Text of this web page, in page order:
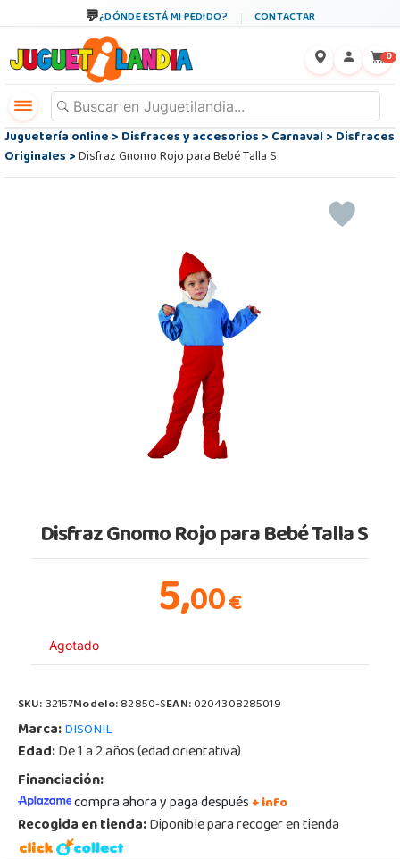
¿DÓNDE ESTÁ MI PEDIDO? CONTACTAR
0
Juguetería online>Disfraces y accesorios>Carnaval>Disfraces
Originales>Disfraz Gnomo Rojo para Bebé Talla S
Disfraz Gnomo Rojo para Bebé Talla S
5,00€
Agotado
SKU:32157Modelo:82850-SEAN:0204308285019
Marca:DISONIL
Edad:De 1 a 2 años (edad orientativa)
Financiación:
compra ahora y paga después+ info
Recogida en tienda:Diponible para recoger en tienda